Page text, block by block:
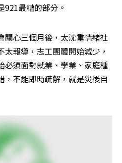
921最糟的部分。
關心三個月後，太沈重情緒社
報導，志工團體開始減少，
必須面對就業、學業、家庭種
，不能即時疏解，就是災後自